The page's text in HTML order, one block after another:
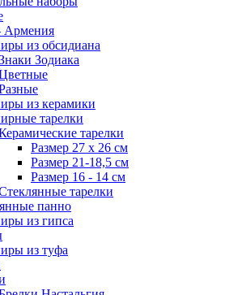
Армения
из обсидиана
Зодиака
из керамики
тарелки
тарелки
Размер 27 х 26 см
Размер 21-18,5 см
Размер 16 - 14 см
тарелки
панно
из гипса
из туфа